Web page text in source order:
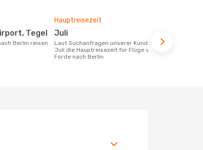
Tegel
Berlin reisen
Hauptreisezeit
Juli
Laut Suchanfragen unserer Kunden ist
Juli die Hauptreisezeit für Flüge von
Forde nach Berlin